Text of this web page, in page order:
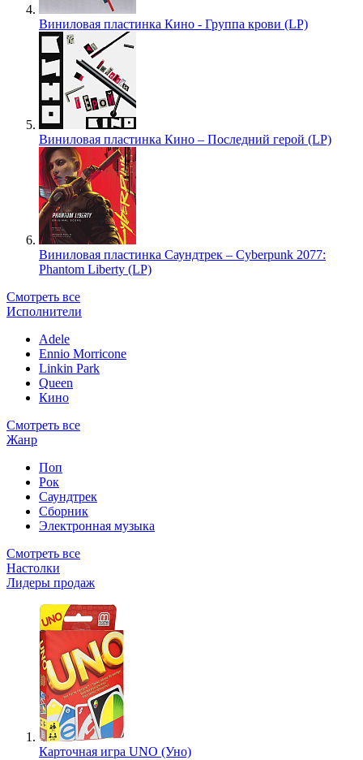
Виниловая пластинка Кино - Группа крови (LP)
Виниловая пластинка Кино – Последний герой (LP)
Виниловая пластинка Саундтрек – Cyberpunk 2077:
Phantom Liberty (LP)
Смотреть все
Исполнители
Adele
Ennio Morricone
Linkin Park
Queen
Кино
Смотреть все
Жанр
Поп
Рок
Саундтрек
Сборник
Электронная музыка
Смотреть все
Настолки
Лидеры продаж
Карточная игра UNO (Уно)